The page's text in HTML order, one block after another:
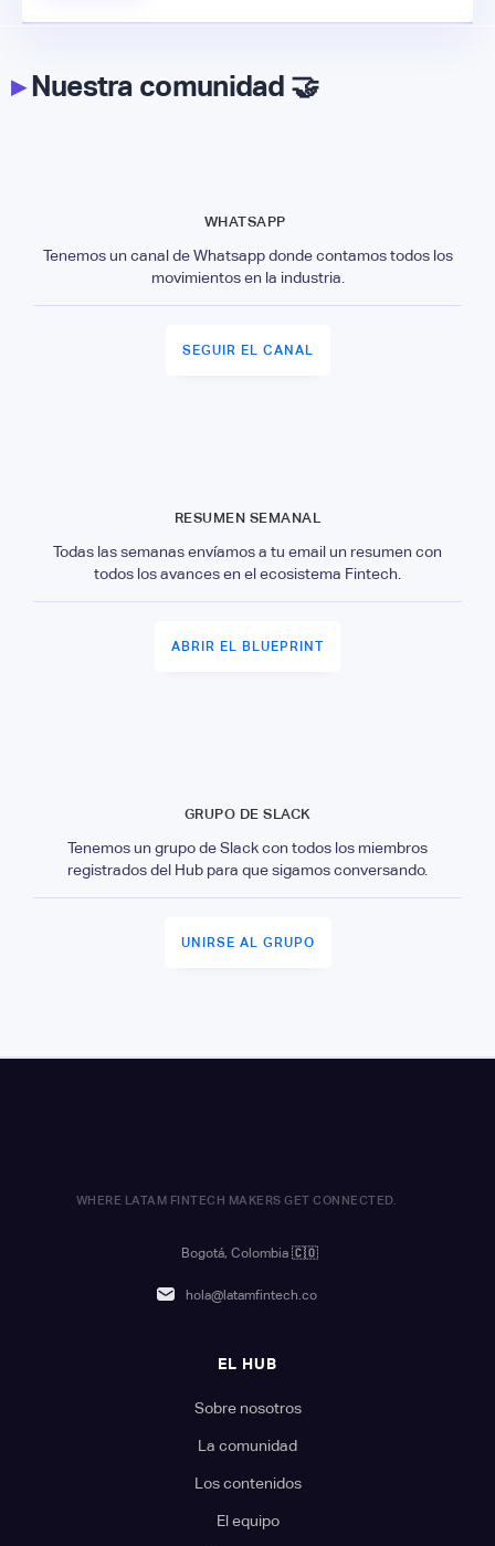
▸Nuestra comunidad 🤝
WHATSAPP
Tenemos un canal de Whatsapp donde contamos todos los
movimientos en la industria.
SEGUIR EL CANAL
RESUMEN SEMANAL
Todas las semanas envíamos a tu email un resumen con
todos los avances en el ecosistema Fintech.
ABRIR EL BLUEPRINT
GRUPO DE SLACK
Tenemos un grupo de Slack con todos los miembros
registrados del Hub para que sigamos conversando.
UNIRSE AL GRUPO
WHERE LATAM FINTECH MAKERS GET CONNECTED.
Bogotá, Colombia 🇨🇴
hola@latamfintech.co
EL HUB
Sobre nosotros
La comunidad
Los contenidos
El equipo